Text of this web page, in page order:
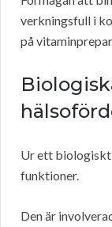
verkningsfull i
på
Ur ett
funktioner.
Den är